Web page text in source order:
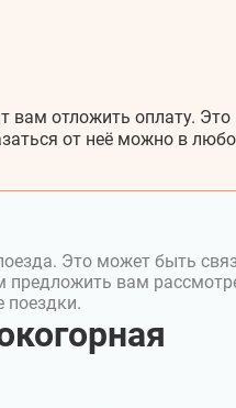
вам отложить оплату. Это
от неё можно в
Это может быть
вам
поездки.